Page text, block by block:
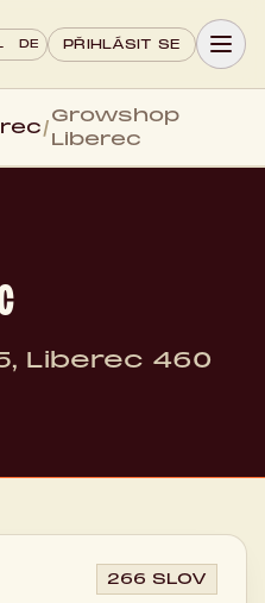
DE PŘIHLÁSIT SE
/
Growshop
Liberec
Liberec 460
266 SLOV